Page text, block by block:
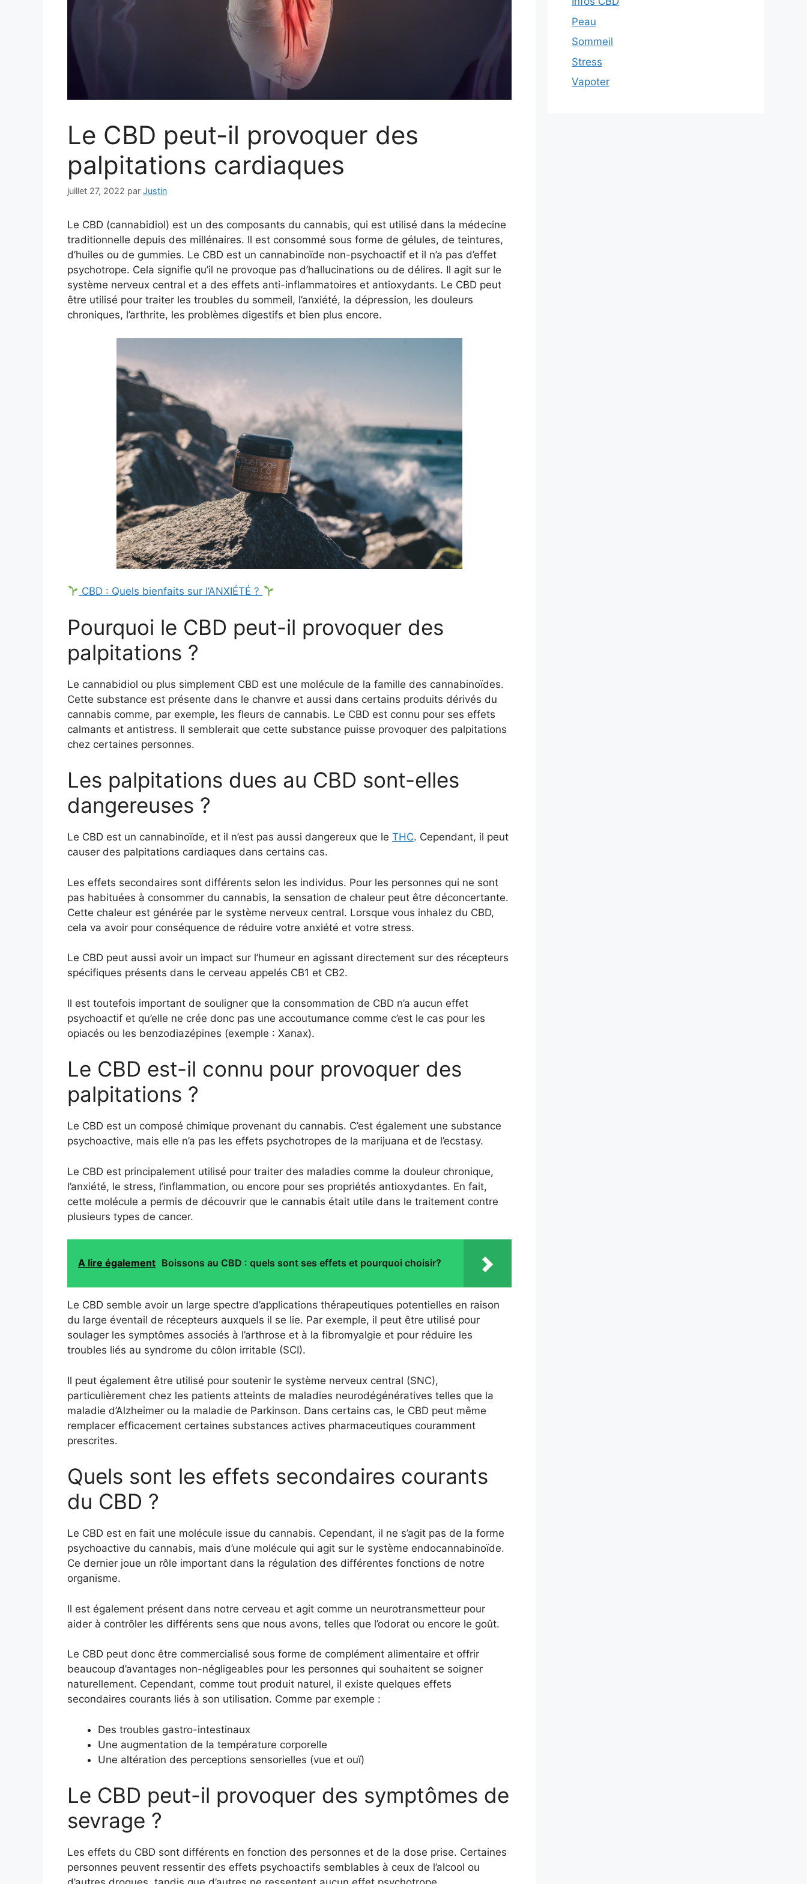
Le CBD peut-il provoquer des
palpitations cardiaques
juillet 27, 2022 par Justin
Le CBD (cannabidiol) est un des composants du cannabis, qui est utilisé dans la médecine
traditionnelle depuis des millénaires. Il est consommé sous forme de gélules, de teintures,
d’huiles ou de gummies. Le CBD est un cannabinoïde non-psychoactif et il n’a pas d’effet
psychotrope. Cela signifie qu’il ne provoque pas d’hallucinations ou de délires. Il agit sur le
système nerveux central et a des effets anti-inflammatoires et antioxydants. Le CBD peut
être utilisé pour traiter les troubles du sommeil, l’anxiété, la dépression, les douleurs
chroniques, l’arthrite, les problèmes digestifs et bien plus encore.
CBD : Quels bienfaits sur l’ANXIÉTÉ ?
Pourquoi le CBD peut-il provoquer des
palpitations ?
Le cannabidiol ou plus simplement CBD est une molécule de la famille des cannabinoïdes.
Cette substance est présente dans le chanvre et aussi dans certains produits dérivés du
cannabis comme, par exemple, les fleurs de cannabis. Le CBD est connu pour ses effets
calmants et antistress. Il semblerait que cette substance puisse provoquer des palpitations
chez certaines personnes.
Les palpitations dues au CBD sont-elles
dangereuses ?
Le CBD est un cannabinoïde, et il n’est pas aussi dangereux que le THC. Cependant, il peut
causer des palpitations cardiaques dans certains cas.
Les effets secondaires sont différents selon les individus. Pour les personnes qui ne sont
pas habituées à consommer du cannabis, la sensation de chaleur peut être déconcertante.
Cette chaleur est générée par le système nerveux central. Lorsque vous inhalez du CBD,
cela va avoir pour conséquence de réduire votre anxiété et votre stress.
Le CBD peut aussi avoir un impact sur l’humeur en agissant directement sur des récepteurs
spécifiques présents dans le cerveau appelés CB1 et CB2.
Il est toutefois important de souligner que la consommation de CBD n’a aucun effet
psychoactif et qu’elle ne crée donc pas une accoutumance comme c’est le cas pour les
opiacés ou les benzodiazépines (exemple : Xanax).
Le CBD est-il connu pour provoquer des
palpitations ?
Le CBD est un composé chimique provenant du cannabis. C’est également une substance
psychoactive, mais elle n’a pas les effets psychotropes de la marijuana et de l’ecstasy.
Le CBD est principalement utilisé pour traiter des maladies comme la douleur chronique,
l’anxiété, le stress, l’inflammation, ou encore pour ses propriétés antioxydantes. En fait,
cette molécule a permis de découvrir que le cannabis était utile dans le traitement contre
plusieurs types de cancer.
A lire également Boissons au CBD : quels sont ses effets et pourquoi choisir?
Le CBD semble avoir un large spectre d’applications thérapeutiques potentielles en raison
du large éventail de récepteurs auxquels il se lie. Par exemple, il peut être utilisé pour
soulager les symptômes associés à l’arthrose et à la fibromyalgie et pour réduire les
troubles liés au syndrome du côlon irritable (SCI).
Il peut également être utilisé pour soutenir le système nerveux central (SNC),
particulièrement chez les patients atteints de maladies neurodégénératives telles que la
maladie d’Alzheimer ou la maladie de Parkinson. Dans certains cas, le CBD peut même
remplacer efficacement certaines substances actives pharmaceutiques couramment
prescrites.
Quels sont les effets secondaires courants
du CBD ?
Le CBD est en fait une molécule issue du cannabis. Cependant, il ne s’agit pas de la forme
psychoactive du cannabis, mais d’une molécule qui agit sur le système endocannabinoïde.
Ce dernier joue un rôle important dans la régulation des différentes fonctions de notre
organisme.
Il est également présent dans notre cerveau et agit comme un neurotransmetteur pour
aider à contrôler les différents sens que nous avons, telles que l’odorat ou encore le goût.
Le CBD peut donc être commercialisé sous forme de complément alimentaire et offrir
beaucoup d’avantages non-négligeables pour les personnes qui souhaitent se soigner
naturellement. Cependant, comme tout produit naturel, il existe quelques effets
secondaires courants liés à son utilisation. Comme par exemple :
Des troubles gastro-intestinaux
Une augmentation de la température corporelle
Une altération des perceptions sensorielles (vue et ouï)
Le CBD peut-il provoquer des symptômes de
sevrage ?
Les effets du CBD sont différents en fonction des personnes et de la dose prise. Certaines
personnes peuvent ressentir des effets psychoactifs semblables à ceux de l’alcool ou
Peau
Sommeil
Stress
Vapoter